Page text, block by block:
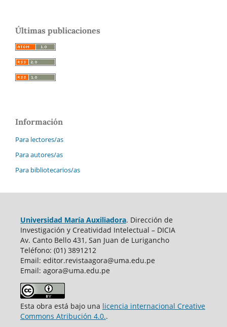
Últimas publicaciones
Información
Para lectores/as
Para autores/as
Para bibliotecarios/as
Universidad María Auxiliadora. Dirección de
Investigación y Creatividad Intelectual – DICIA
Av. Canto Bello 431, San Juan de Lurigancho
Teléfono: (01) 3891212
Email: editor.revistaagora@uma.edu.pe
Email: agora@uma.edu.pe
Esta obra está bajo una licencia internacional Creative
Commons Atribución 4.0..